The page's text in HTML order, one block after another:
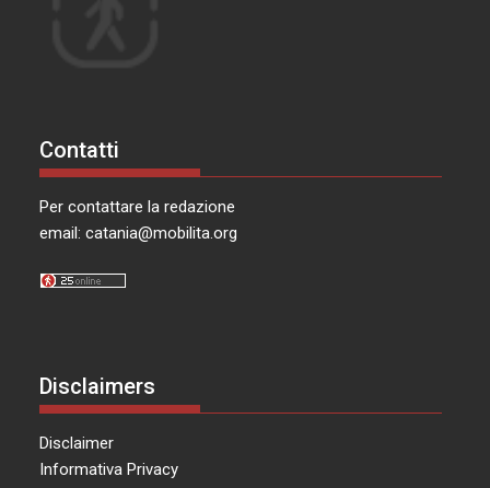
Contatti
Per contattare la redazione
email:catania@mobilita.org
Disclaimers
Disclaimer
Informativa Privacy